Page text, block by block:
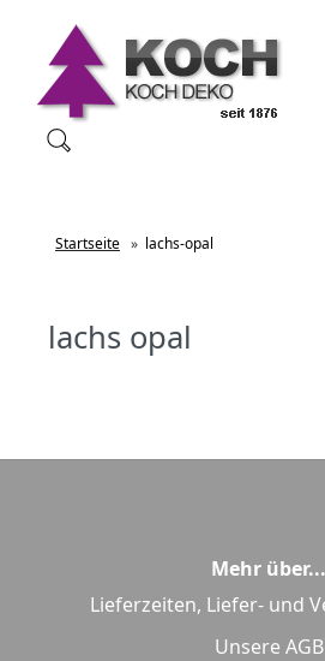
Startseite » lachs-opal
lachs opal
Mehr über...
Lieferzeiten, Liefer- und
Unsere AGB